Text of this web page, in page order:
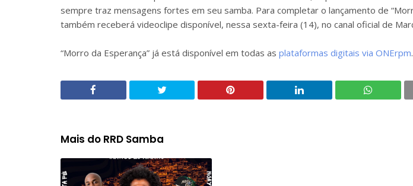
sempre traz mensagens fortes em seu samba. Para completar o lançamento de
também receberá videoclipe disponível, nessa sexta-feira (14), no canal oficial de
“Morro da Esperança” já está disponível em todas as plataformas digitais via ONErpm.
Mais do RRD Samba